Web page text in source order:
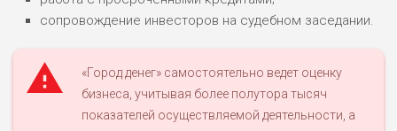
сопровождение инвесторов на судебном заседании.
«Город денег» самостоятельно ведет оценку
бизнеса, учитывая более полутора тысяч
показателей осуществляемой деятельности, а